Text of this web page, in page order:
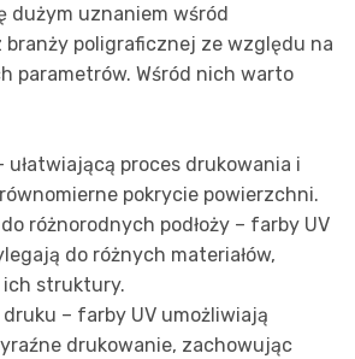
dużym uznaniem wśród
poligraficznej ze względu na
parametrów. Wśród nich warto
ułatwiającą proces drukowania i
pokrycie powierzchni.
różnorodnych podłoży – farby UV
do różnych materiałów,
ich struktury.
druku – farby UV umożliwiają
drukowanie, zachowując